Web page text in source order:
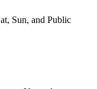
Sun, and Public